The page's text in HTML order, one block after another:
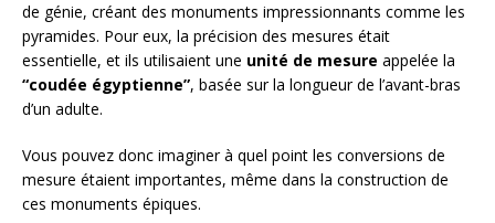
de génie, créant des monuments impressionnants comme les
pyramides. Pour eux, la précision des mesures était
essentielle, et ils utilisaient une unité de mesure appelée la
“coudée égyptienne”, basée sur la longueur de l’avant-bras
d’un adulte.
Vous pouvez donc imaginer à quel point les conversions de
mesure étaient importantes, même dans la construction de
ces monuments épiques.